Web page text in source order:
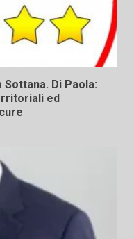
Di Paola:
ed